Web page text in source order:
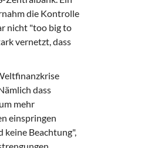
die Kontrolle
nicht "too big to
vernetzt, dass
dass
mehr
einspringen
keine Beachtung",